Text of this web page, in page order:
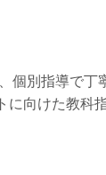
個別指導で丁
に向けた教科